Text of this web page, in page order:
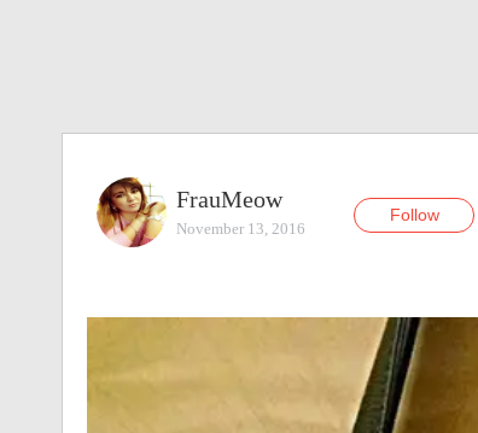
FrauMeow
November 13, 2016
Follow